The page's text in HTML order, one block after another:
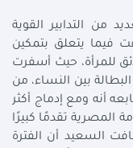
من التدابير القوية
فيما يتعلق بتمكين
للمرأة، حيث أسفرت
بين النساء، من
2018 إلى ١٦% في عام 2023، متابعه أنه ومع إدماج أكثر
المصرية تقدمًا كبيرًا
السعيد أن الفترة